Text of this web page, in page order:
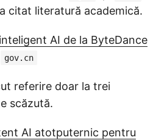
citat literatură academică.
AI de la ByteDance
gov.cn
referire doar la trei
scăzută.
AI atotputernic pentru